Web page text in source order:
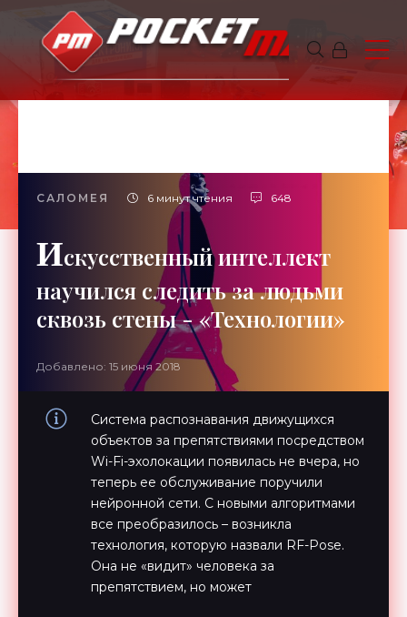
САЛОМЕЯ 6 минут чтения 648
Искусственный интеллект
научился следить за людьми
сквозь стены - «Технологии»
Добавлено: 15 июня 2018
Система распознавания движущихся
объектов за препятствиями посредством
Wi-Fi-эхолокации появилась не вчера, но
теперь ее обслуживание поручили
нейронной сети. С новыми алгоритмами
все преобразилось – возникла
технология, которую назвали RF-Pose.
Она не «видит» человека за
препятствием, но может